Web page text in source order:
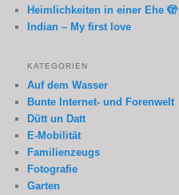
Heimlichkeiten in einer Ehe 🫣
Indian – My first love
KATEGORIEN
Auf dem Wasser
Bunte Internet- und Forenwelt
Dütt un Datt
E-Mobilität
Familienzeugs
Fotografie
Garten